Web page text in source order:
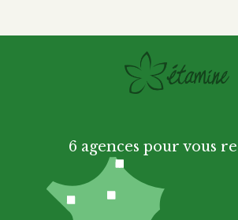
6 agences pour vous